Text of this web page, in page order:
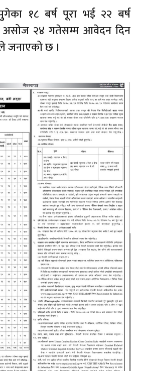
१८ बर्ष पूरा भई २२ बर्ष
असोज २४ गतेसम्म आवेदन दिन
जनाएको छ ।